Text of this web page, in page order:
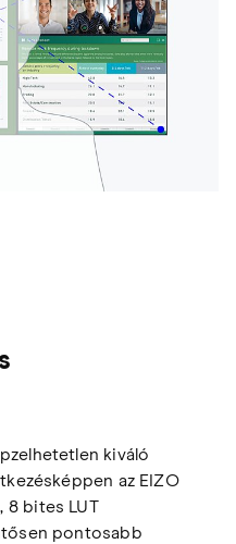
kiváló
az EIZO
8 bites LUT
pontosabb